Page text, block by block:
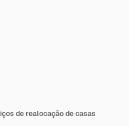
de realocação de casas